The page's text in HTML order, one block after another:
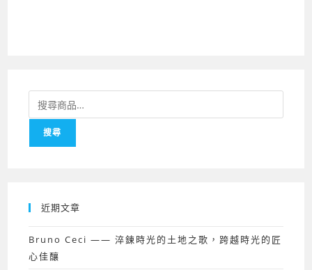
搜
尋
搜尋
近期文章
Bruno Ceci —— 淬鍊時光的土地之歌，跨越時光的匠
心佳釀